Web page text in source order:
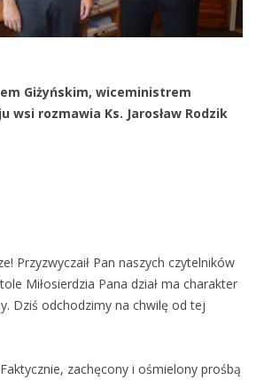
Giżyńskim, wiceministrem
wsi rozmawia Ks. Jarosław Rodzik
Przyzwyczaił Pan naszych czytelników
Miłosierdzia Pana dział ma charakter
Dziś odchodzimy na chwilę od tej
zachęcony i ośmielony prośbą